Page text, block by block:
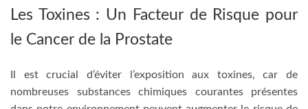
Les Toxines : Un Facteur de Risque pour
le Cancer de la Prostate
Il est crucial d’éviter l’exposition aux toxines, car de
nombreuses substances chimiques courantes présentes